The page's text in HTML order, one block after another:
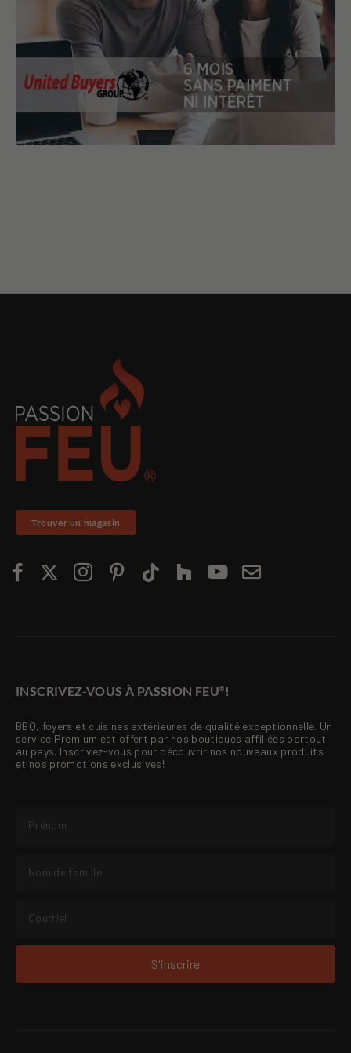
Trouver un magasin
INSCRIVEZ-VOUS À PASSION FEU® !
BBQ, foyers et cuisines extérieures de qualité exceptionnelle. Un
service Premium est offert par nos boutiques affiliées partout
au pays. Inscrivez-vous pour découvrir nos nouveaux produits
et nos promotions exclusives!
S'inscrire